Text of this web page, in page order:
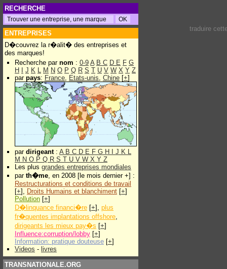
RECHERCHE
ENTREPRISES
D�couvrez la r�alit� des entreprises et
des marques!
Recherche par nom : 0-9 A B C D E F G
H
J K L M N O P Q R S T U V W X Y Z
par pays: France, Etats-unis, Chine [+]
par dirigeant: A B C D E F G H J K L
M N O P Q R S T U V W X Y Z
Les plus grandes entreprises mondiales
par th�me, en 2008 [le mois dernier +] :
Restructurations et conditions de travail
[+], Droits Humains et blanchiment [+]
Pollution [+]
D�linquance financi�re [+], plus
fr�quentes implantations offshore,
dirigeants les mieux pay�s [+]
Influence:corruption/lobby [+]
Information: pratique douteuse [+]
Videos - livres
TRANSNATIONALE.ORG
traduire